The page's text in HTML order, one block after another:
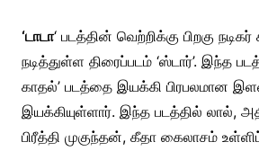
‘டாடா‘ படத்தின் வெற்றிக்கு பிறகு
நடித்துள்ள திரைப்படம் ‘ஸ்டார்’. இந்த
காதல்’ படத்தை இயக்கி பிரபலமான
இயக்கியுள்ளார். இந்த படத்தில் லால்,
பிரீத்தி முகுந்தன், கீதா கைலாசம்